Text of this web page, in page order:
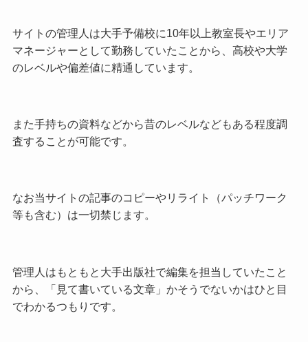
サイトの管理人は大手予備校に10年以上教室長やエリア
マネージャーとして勤務していたことから、高校や大学
のレベルや偏差値に精通しています。
また手持ちの資料などから昔のレベルなどもある程度調
査することが可能です。
なお当サイトの記事のコピーやリライト（パッチワーク
等も含む）は一切禁じます。
管理人はもともと大手出版社で編集を担当していたこと
から、「見て書いている文章」かそうでないかはひと目
でわかるつもりです。